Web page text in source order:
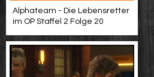
Alphateam - Die Lebensretter
im OP Staffel 2 Folge 20